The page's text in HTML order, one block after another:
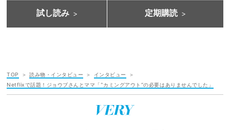
試し読み 定期購読
TOP 読み物・インタビュー
インタビュー
Netflixで話題！ジョウブさんとママ「‟カミングアウト“の必要はありませんでした」